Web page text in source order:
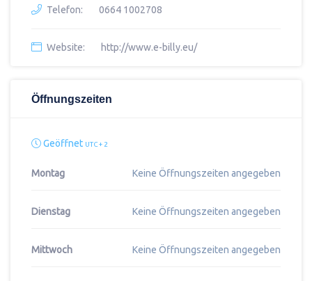
Telefon: 0664 1002708
Website: http://www.e-billy.eu/
Öffnungszeiten
Geöffnet UTC + 2
Montag Keine Öffnungszeiten angegeben
Dienstag Keine Öffnungszeiten angegeben
Mittwoch Keine Öffnungszeiten angegeben